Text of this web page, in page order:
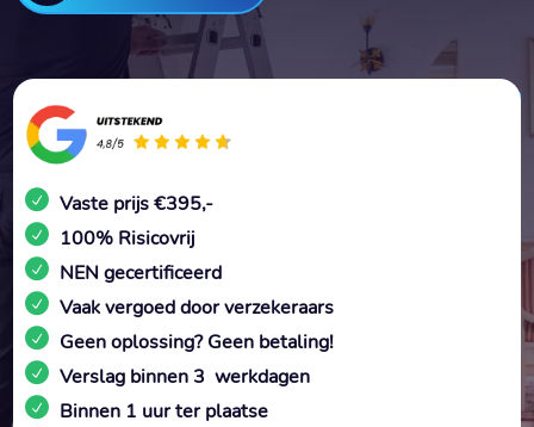
Vaste prijs €395,-
100% Risicovrij
NEN gecertificeerd
Vaak vergoed door verzekeraars
Geen oplossing? Geen betaling!
Verslag binnen 3 werkdagen
Binnen 1 uur ter plaatse